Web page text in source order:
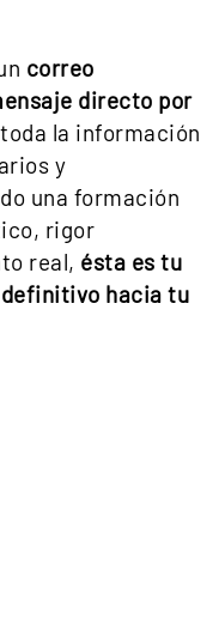
correo
directo por
la información
y
una formación
rigor
real, ésta es tu
hacia tu